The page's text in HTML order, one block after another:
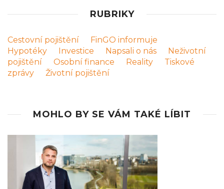
RUBRIKY
Cestovní pojištění
FinGO informuje
Hypotéky
Investice Napsali o nás
Neživotní
pojištění
Osobní finance Reality
Tiskové
zprávy
Životní pojištění
MOHLO BY SE VÁM TAKÉ LÍBIT